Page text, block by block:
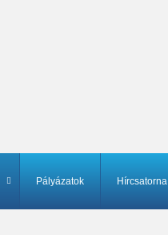
Pályázatok Hírcsatorna